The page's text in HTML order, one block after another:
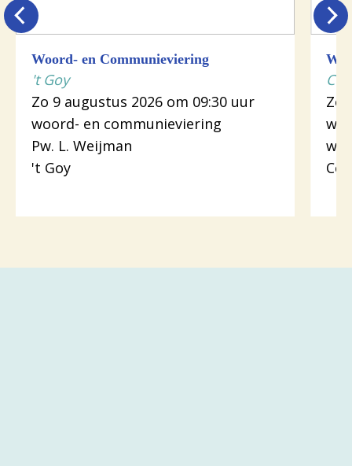
Woord- en Communieviering
't Goy
Zo 9 augustus 2026 om 09:30 uur
woord- en communieviering
Pw. L. Weijman
't Goy
Zo